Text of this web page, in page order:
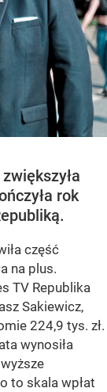
rok
część
na plus.
TV Republika
Sakiewicz,
224,9 tys. zł.
wynosiła
to skala wpłat